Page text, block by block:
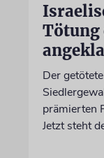
Tötung
Der
prämierten
Jetzt steht